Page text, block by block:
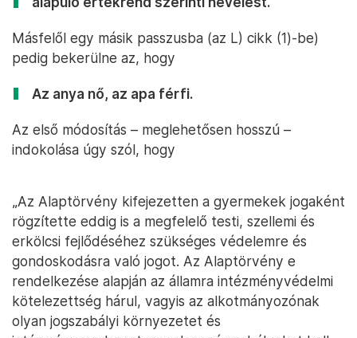
Másfelől egy másik passzusba (az L) cikk (1)-be)
pedig bekerülne az, hogy
Az anya nő, az apa férfi.
Az első módosítás – meglehetősen hosszú –
indokolása úgy szól, hogy
„Az Alaptörvény kifejezetten a gyermekek jogaként
rögzítette eddig is a megfelelő testi, szellemi és
erkölcsi fejlődéséhez szükséges védelemre és
gondoskodásra való jogot. Az Alaptörvény e
rendelkezése alapján az államra intézményvédelmi
kötelezettség hárul, vagyis az alkotmányozónak
olyan jogszabályi környezetet és